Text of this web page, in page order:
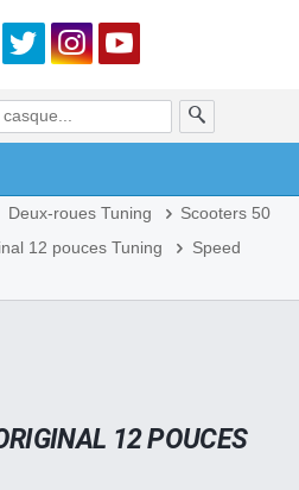
Deux-roues Tuning
Scooters 50
12 pouces Tuning
Speed
12 POUCES